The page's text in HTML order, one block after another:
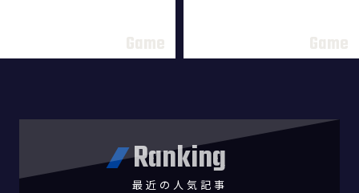
Ranking
最近の人気記事